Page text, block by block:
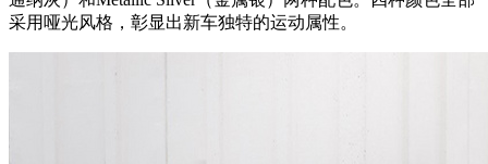
采用哑光风格，彰显出新车独特的运动属性。